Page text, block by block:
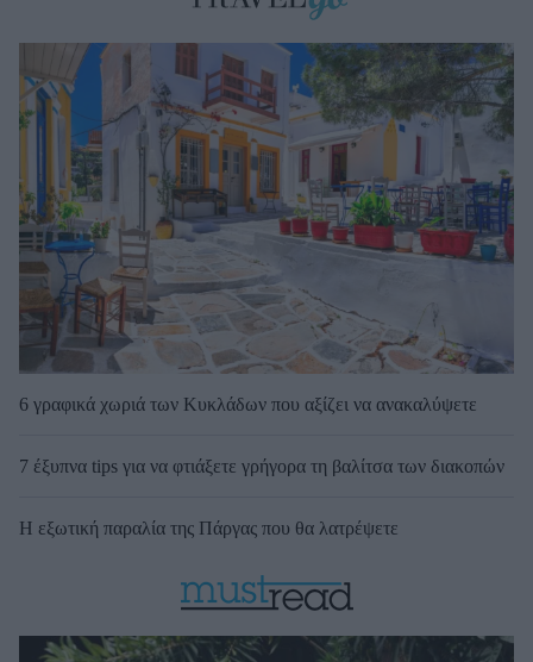
6 γραφικά χωριά των Κυκλάδων που αξίζει να ανακαλύψετε
7 έξυπνα tips για να φτιάξετε γρήγορα τη βαλίτσα των διακοπών
Η εξωτική παραλία της Πάργας που θα λατρέψετε